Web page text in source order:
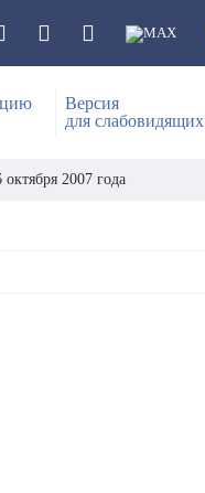
Версия
для слабовидящих
2007 года